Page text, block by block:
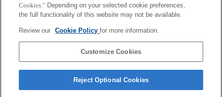
Completamente compatibile
ADP-AMA
Cookies." Depending on your selected cookie preferences,
the full functionality of this website may not be available.
Review our Cookie Policyfor more information.
Customize Cookies
Reject Optional Cookies